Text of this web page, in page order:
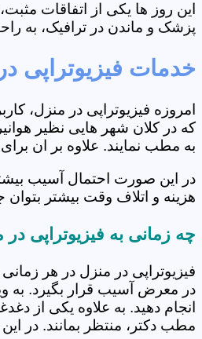
این روز ها یکی از اتفاقات
پزشک و ماندن در ترافیک، به
خدمات فیزیوتراپی
امروزه فیزیوتراپی در منزل،
که در کلان شهر هایی نظیر
به مطب نمایند. علاوه بر ان
در این صورت احتمال آسیب
هزینه و اتلاف وقت بیشتر بتوان
چه زمانی به فیزیوتراپی
فیزیوتراپی در منزل در هر
در معرض آسیب قرار بگیرد. به
انجام دهید. به علاوه یکی از
مطب دکتر، منتظر بمانند. در